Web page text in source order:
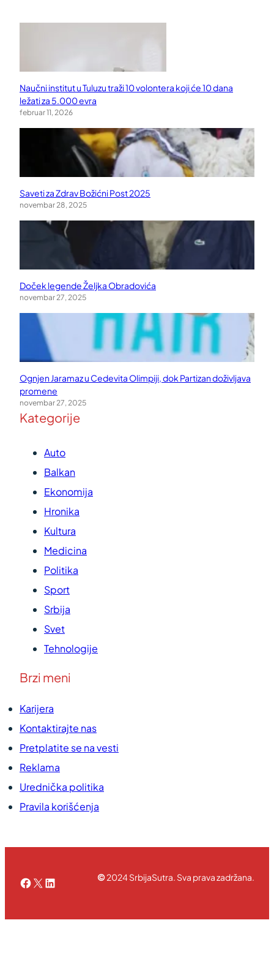
Naučni institut u Tuluzu traži 10 volontera koji će 10 dana
ležati za 5.000 evra
februar 11, 2026
Saveti za Zdrav Božićni Post 2025
novembar 28, 2025
Doček legende Željka Obradovića
novembar 27, 2025
Ognjen Jaramaz u Cedevita Olimpiji, dok Partizan doživljava
promene
novembar 27, 2025
Kategorije
Auto
Balkan
Ekonomija
Hronika
Kultura
Medicina
Politika
Sport
Srbija
Svet
Tehnologije
Brzi meni
Karijera
Kontaktirajte nas
Pretplatite se na vesti
Reklama
Urednička politika
Pravila korišćenja
Facebook
X LinkedIn©2024 SrbijaSutra. Sva prava zadržana.